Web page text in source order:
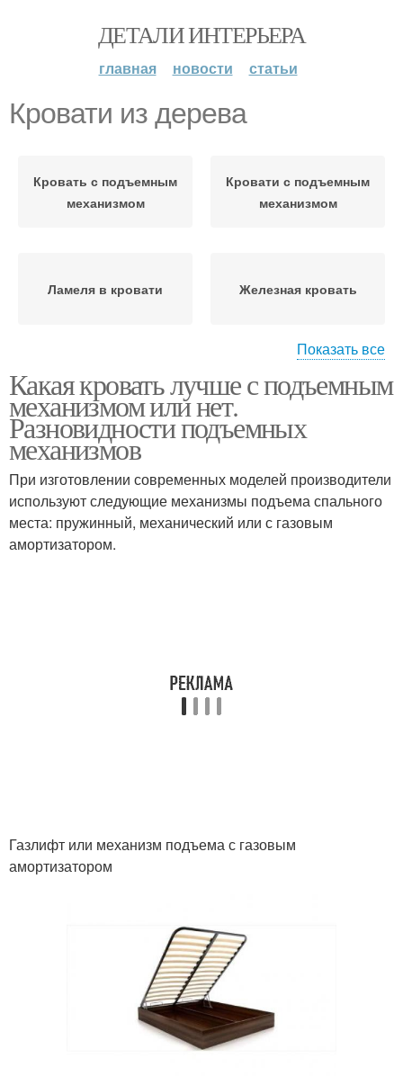
ДЕТАЛИ ИНТЕРЬЕРА
главная новости статьи
Кровати из дерева
Кровать с подъемным
механизмом
Кровати с подъемным
механизмом
Ламеля в кровати Железная кровать
Газлифт в кровати Деревянная кровать
Кровати с подъемными
механизмами
Показать все
Какая кровать лучше с подъемным
механизмом или нет.
Разновидности подъемных
механизмов
При изготовлении современных моделей производители
используют следующие механизмы подъема спального
места: пружинный, механический или с газовым
амортизатором.
Газлифт или механизм подъема с газовым
амортизатором